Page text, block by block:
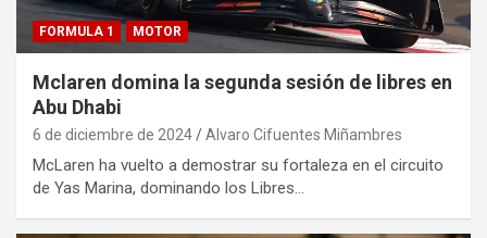
FORMULA 1 MOTOR
Mclaren domina la segunda sesión de libres en
Abu Dhabi
6 de diciembre de 2024 Alvaro Cifuentes Miñambres
McLaren ha vuelto a demostrar su fortaleza en el circuito
de Yas Marina, dominando los Libres…